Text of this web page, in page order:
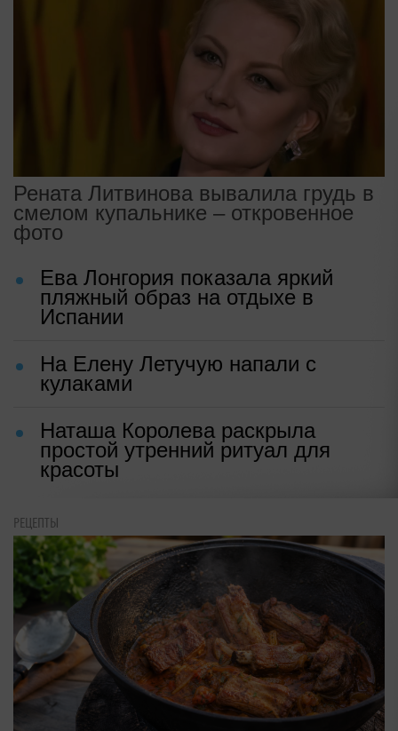
Рената Литвинова вывалила грудь в
смелом купальнике – откровенное
фото
Ева Лонгория показала яркий
пляжный образ на отдыхе в
Испании
На Елену Летучую напали с
кулаками
Наташа Королева раскрыла
простой утренний ритуал для
красоты
РЕЦЕПТЫ